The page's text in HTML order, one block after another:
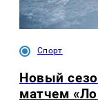
Спорт
Новый
матчем